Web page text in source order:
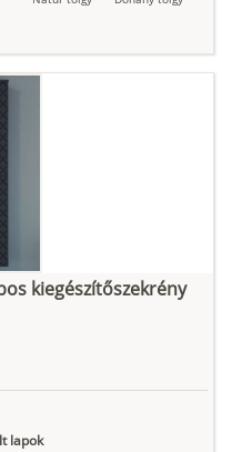
kiegészítőszekrény
lapok